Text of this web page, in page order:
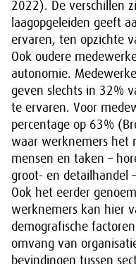
2022). De verschillen
laagopgeleiden geeft
ervaren, ten opzichte
Ook oudere
autonomie.
geven slechts in 32%
te ervaren. Voor
percentage op 63%
waar werknemers het
mensen en taken –
groot- en detailhandel
Ook het eerder
werknemers kan hier
demografische
omvang van
bevindingen tussen